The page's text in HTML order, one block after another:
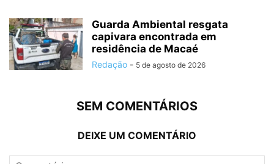
Guarda Ambiental resgata
capivara encontrada em
residência de Macaé
Redação - 5 de agosto de 2026
SEM COMENTÁRIOS
DEIXE UM COMENTÁRIO